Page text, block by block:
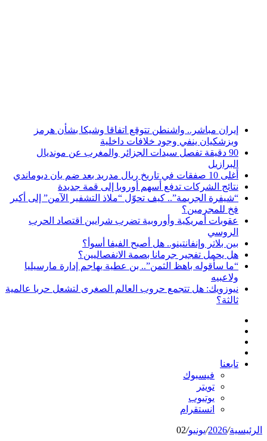
إيران مباشر.. واشنطن تتوقع اتفاقا وشيكا بشأن هرمز
وبزشكيان ينفي وجود خلافات داخلية
90 دقيقة تفصل سيدات الجزائر والمغرب عن مونديال
البرازيل
أغلى 10 صفقات في تاريخ ريال مدريد بعد ضم يان ديوماندي
نتائج الشركات تدفع أسهم أوروبا إلى قمة جديدة
“شيفرة الجريمة”.. كيف تحوّل “ملاذ التشفير الآمن” إلى أكبر
فخ للمجرمين؟
عقوبات أمريكية وأوروبية تضرب شرايين اقتصاد الحرب
الروسي
بين بلاتر وإنفانتينو.. هل أصبح الفيفا أسوأ؟
هل يحمل تفجير جرمانا بصمة الانفصاليين؟
“ما سأقوله باهظ الثمن”.. بن عطية يهاجم إدارة مارسيليا
ولاعبيه
نيوزويك: هل تتجمع حروب العالم الصغرى لتشعل حربا عالمية
ثالثة؟
الدخول
تابعنا
فيسبوك
تويتر
يوتيوب
انستقرام
الرئيسية/
2026
/يونيو/
02